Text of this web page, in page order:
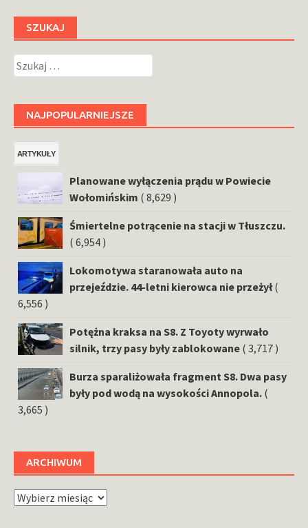
SZUKAJ
Szukaj:
NAJPOPULARNIEJSZE
ARTYKUŁY
Planowane wyłączenia prądu w Powiecie
Wołomińskim ( 8,629 )
Śmiertelne potrącenie na stacji w Tłuszczu.
( 6,954 )
Lokomotywa staranowała auto na
przejeździe. 44-letni kierowca nie przeżył (
6,556 )
Potężna kraksa na S8. Z Toyoty wyrwało
silnik, trzy pasy były zablokowane ( 3,717 )
Burza sparaliżowała fragment S8. Dwa pasy
były pod wodą na wysokości Annopola. (
3,665 )
ARCHIWUM
Archiwum